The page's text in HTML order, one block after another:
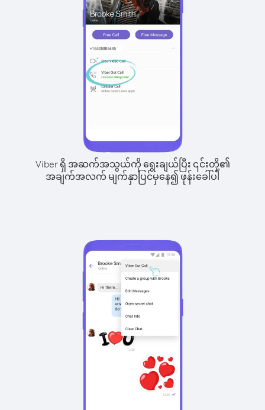
Viber ရှိ အဆက်အသွယ်ကို ရွေးချယ်ပြီး ၎င်းတို့၏
အချက်အလက် မျက်နှာပြင်မှနေ၍ ဖုန်းခေါ်ပါ